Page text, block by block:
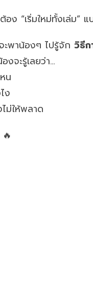
ง “เริ่มใหม่ทั้งเล่ม”
พาน้องๆ ไปรู้จัก วิธี
งจะรู้เลยว่า…
น
ง
ม่ให้พลาด